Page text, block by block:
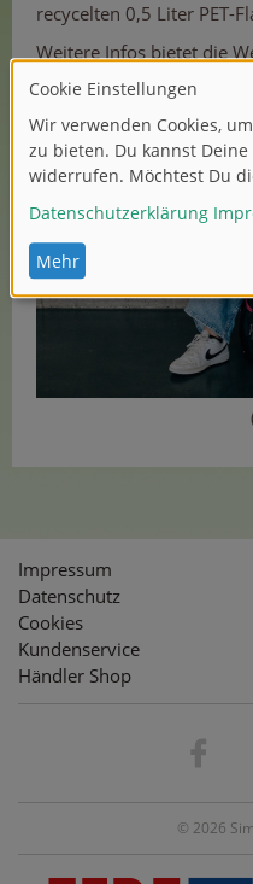
recycelten 0,5 Liter PET-
Weitere Infos bietet die
https://www.neoxx-
Impressum
Datenschutz
Cookies
Kundenservice
Händler Shop
© 2026